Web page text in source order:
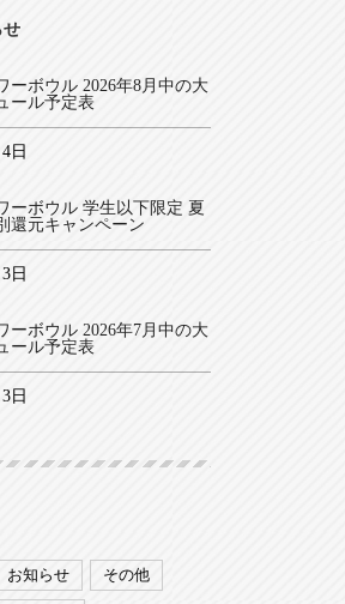
せ
ーボウル 2026年8月中の大
ール予定表
日
ーボウル 学生以下限定 夏
還元キャンペーン
日
ーボウル 2026年7月中の大
ール予定表
日
お知らせ その他